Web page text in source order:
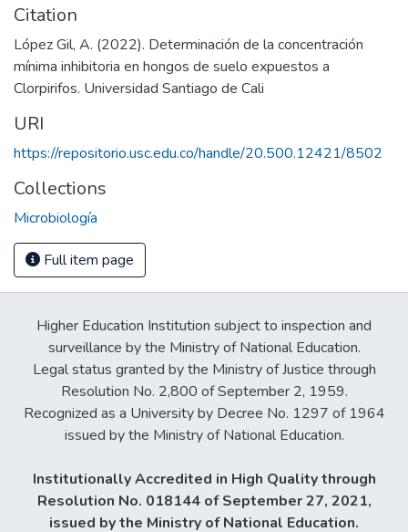
Citation
López Gil, A. (2022). Determinación de la concentración
mínima inhibitoria en hongos de suelo expuestos a
Clorpirifos. Universidad Santiago de Cali
URI
https://repositorio.usc.edu.co/handle/20.500.12421/8502
Collections
Microbiología
Full item page
Higher Education Institution subject to inspection and
surveillance by the Ministry of National Education.
Legal status granted by the Ministry of Justice through
Resolution No. 2,800 of September 2, 1959.
Recognized as a University by Decree No. 1297 of 1964
issued by the Ministry of National Education.
Institutionally Accredited in High Quality through
Resolution No. 018144 of September 27, 2021,
issued by the Ministry of National Education.